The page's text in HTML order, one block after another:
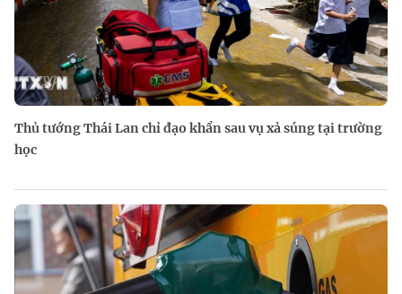
Thủ tướng Thái Lan chỉ đạo khẩn sau vụ xả súng tại trường
học